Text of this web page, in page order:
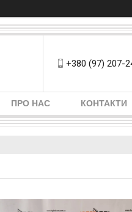
+380 (97) 207-
ПРО НАС КОНТАКТИ